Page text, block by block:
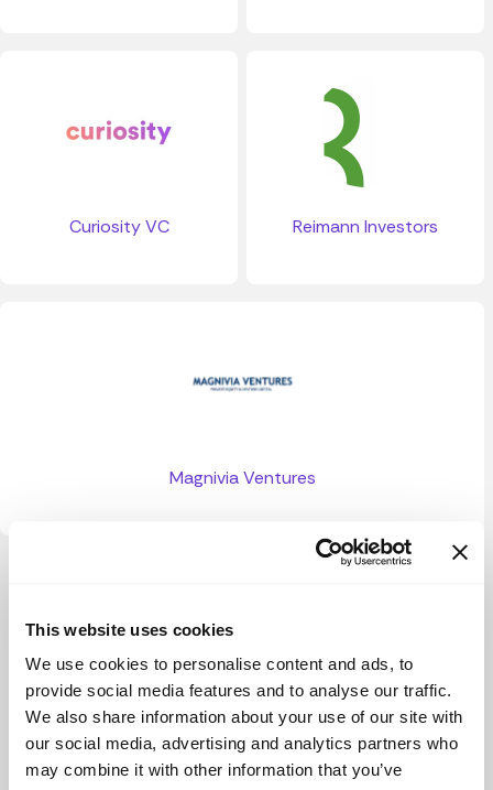
This website uses cookies
We use cookies to personalise content and ads, to
provide social media features and to analyse our traffic.
We also share information about your use of our site with
our social media, advertising and analytics partners who
may combine it with other information that you’ve
Curiosity VC Reimann Investors
Magnivia Ventures